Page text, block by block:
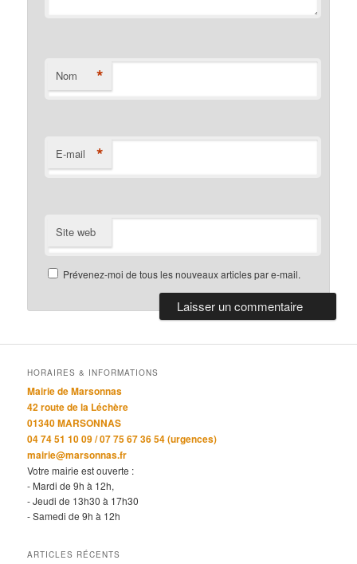
Nom *
E-mail *
Site web
Prévenez-moi de tous les nouveaux articles par e-mail.
HORAIRES & INFORMATIONS
Mairie de Marsonnas
42 route de la Léchère
01340 MARSONNAS
04 74 51 10 09 / 07 75 67 36 54 (urgences)
mairie@marsonnas.fr
Votre mairie est ouverte :
- Mardi de 9h à 12h,
- Jeudi de 13h30 à 17h30
- Samedi de 9h à 12h
ARTICLES RÉCENTS